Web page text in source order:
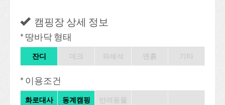
캠핑장 상세 정보
* 땅바닥 형태
잔디
* 이용조건
화로대사
동계캠핑